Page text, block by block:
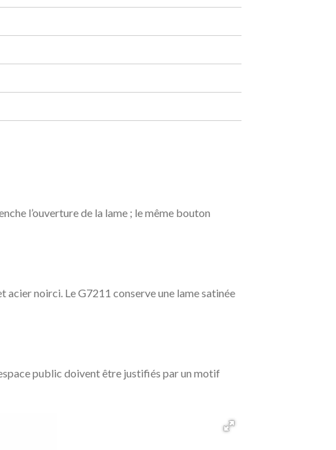
l’ouverture de la lame ; le même bouton
noirci. Le G7211 conserve une lame satinée
public doivent être justifiés par un motif